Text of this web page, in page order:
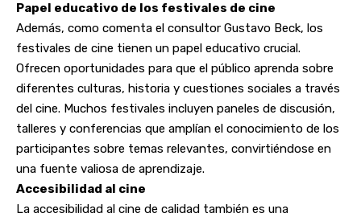
Papel educativo de los festivales de cine
Además, como comenta el consultor Gustavo Beck, los
festivales de cine tienen un papel educativo crucial.
Ofrecen oportunidades para que el público aprenda sobre
diferentes culturas, historia y cuestiones sociales a través
del cine. Muchos festivales incluyen paneles de discusión,
talleres y conferencias que amplían el conocimiento de los
participantes sobre temas relevantes, convirtiéndose en
una fuente valiosa de aprendizaje.
Accesibilidad al cine
La accesibilidad al cine de calidad también es una